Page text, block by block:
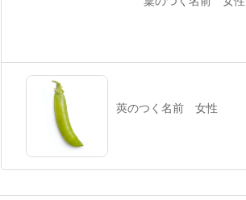
莢のつく名前 女性